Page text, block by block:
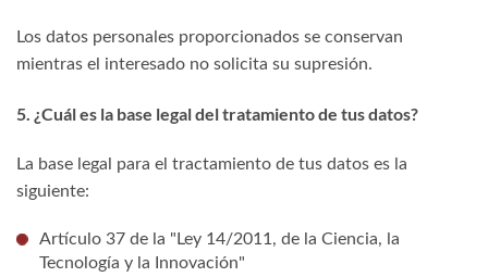
Los datos personales proporcionados se conservan
mientras el interesado no solicita su supresión.
5. ¿Cuál es la base legal del tratamiento de tus datos?
La base legal para el tractamiento de tus datos es la
siguiente:
Artículo 37 de la "Ley 14/2011, de la Ciencia, la
Tecnología y la Innovación"